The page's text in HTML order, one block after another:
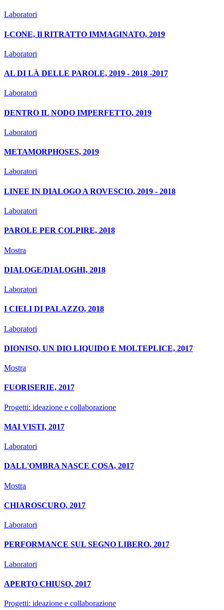
Laboratori
I-CONE, Il RITRATTO IMMAGINATO, 2019
Laboratori
AL DI LÀ DELLE PAROLE, 2019 - 2018 -2017
Laboratori
DENTRO IL NODO IMPERFETTO, 2019
Laboratori
METAMORPHOSES, 2019
Laboratori
LINEE IN DIALOGO A ROVESCIO, 2019 - 2018
Laboratori
PAROLE PER COLPIRE, 2018
Mostra
DIALOGE/DIALOGHI, 2018
Laboratori
I CIELI DI PALAZZO, 2018
Laboratori
DIONISO, UN DIO LIQUIDO E MOLTEPLICE, 2017
Mostra
FUORISERIE, 2017
Progetti: ideazione e collaborazione
MAI VISTI, 2017
Laboratori
DALL'OMBRA NASCE COSA, 2017
Mostra
CHIAROSCURO, 2017
Laboratori
PERFORMANCE SUL SEGNO LIBERO, 2017
Laboratori
APERTO CHIUSO, 2017
Progetti: ideazione e collaborazione